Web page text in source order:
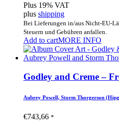
Plus 19% VAT
plus shipping
Bei Lieferungen in/aus Nicht-EU-
Steuern und Gebühren anfallen.
Add to cartMORE INFO
Godley and Creme –
Aubrey Powell, Storm Thorgerson
€743,66 *